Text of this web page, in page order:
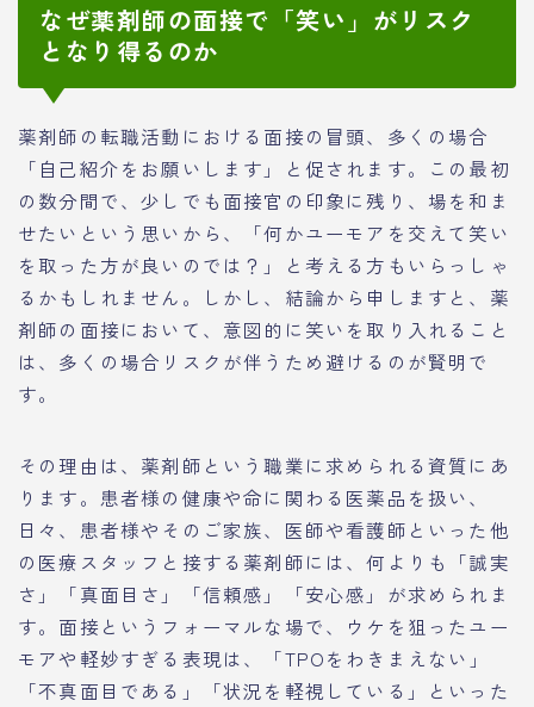
なぜ薬剤師の面接で「笑い」がリスク
となり得るのか
薬剤師の転職活動における面接の冒頭、多くの場合
「自己紹介をお願いします」と促されます。この最初
の数分間で、少しでも面接官の印象に残り、場を和ま
せたいという思いから、「何かユーモアを交えて笑い
を取った方が良いのでは？」と考える方もいらっしゃ
るかもしれません。しかし、結論から申しますと、薬
剤師の面接において、意図的に笑いを取り入れること
は、多くの場合リスクが伴うため避けるのが賢明で
す。
その理由は、薬剤師という職業に求められる資質にあ
ります。患者様の健康や命に関わる医薬品を扱い、
日々、患者様やそのご家族、医師や看護師といった他
の医療スタッフと接する薬剤師には、何よりも「誠実
さ」「真面目さ」「信頼感」「安心感」が求められま
す。面接というフォーマルな場で、ウケを狙ったユー
モアや軽妙すぎる表現は、「TPOをわきまえない」
「不真面目である」「状況を軽視している」といった